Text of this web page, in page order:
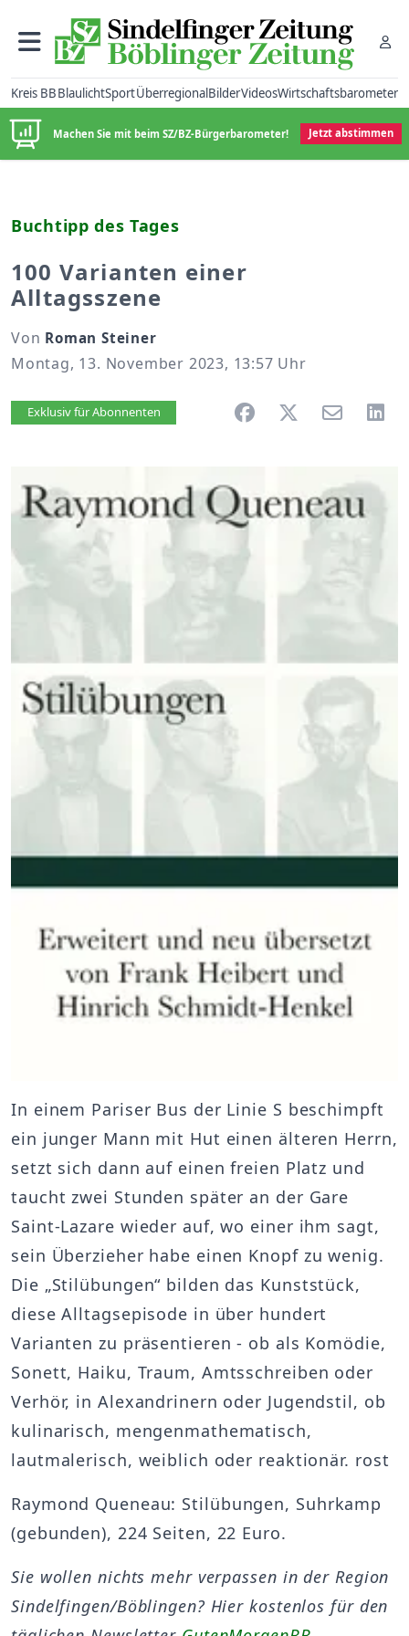
Kreis BBBlaulichtSportÜberregionalBilderVideosWirtschaftsbarometer
Machen Sie mit beim SZ/BZ-Bürgerbarometer! Jetzt abstimmen
Buchtipp des Tages
100 Varianten einer
Alltagsszene
Von Roman Steiner
Montag, 13. November 2023, 13:57 Uhr
Artikel vorlesen
Exklusiv für Abonnenten
In einem Pariser Bus der Linie S beschimpft
ein junger Mann mit Hut einen älteren Herrn,
setzt sich dann auf einen freien Platz und
taucht zwei Stunden später an der Gare
Saint-Lazare wieder auf, wo einer ihm sagt,
sein Überzieher habe einen Knopf zu wenig.
Die „Stilübungen“ bilden das Kunststück,
diese Alltagsepisode in über hundert
Varianten zu präsentieren - ob als Komödie,
Sonett, Haiku, Traum, Amtsschreiben oder
Verhör, in Alexandrinern oder Jugendstil, ob
kulinarisch, mengenmathematisch,
lautmalerisch, weiblich oder reaktionär. rost
Raymond Queneau: Stilübungen, Suhrkamp
(gebunden), 224 Seiten, 22 Euro.
Sie wollen nichts mehr verpassen in der Region
Sindelfingen/Böblingen? Hier kostenlos für den